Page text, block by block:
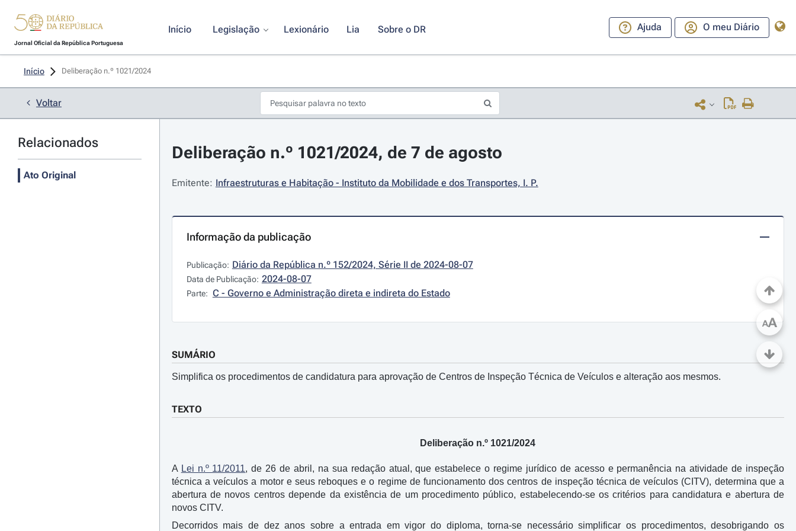
Jornal Oficial da República Portuguesa
Início Legislação Lexionário Lia Sobre o DR Ajuda O meu Diário
Início Deliberação n.º 1021/2024
Voltar
Relacionados
Ato Original
Deliberação n.º 1021/2024, de 7 de agosto
Emitente: Infraestruturas e Habitação - Instituto da Mobilidade e dos Transportes, I. P.
Informação da publicação
Publicação: Diário da República n.º 152/2024, Série II de 2024-08-07
Data de Publicação: 2024-08-07
Parte: C - Governo e Administração direta e indireta do Estado
SUMÁRIO
Simplifica os procedimentos de candidatura para aprovação de Centros de Inspeção Técnica de Veículos e alteração aos mesmos.
TEXTO
Deliberação n.º 1021/2024
A Lei n.º 11/2011, de 26 de abril, na sua redação atual, que estabelece o regime jurídico de acesso e permanência na atividade de inspeção
técnica a veículos a motor e seus reboques e o regime de funcionamento dos centros de inspeção técnica de veículos (CITV), determina que a
abertura de novos centros depende da existência de um procedimento público, estabelecendo-se os critérios para candidatura e abertura de
novos CITV.
Decorridos mais de dez anos sobre a entrada em vigor do diploma, torna-se necessário simplificar os procedimentos, desobrigando os
AA